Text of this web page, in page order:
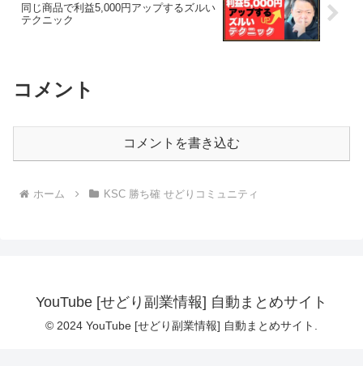
同じ商品で利益5,000円アップするズルい
テクニック
コメント
コメントを書き込む
ホーム KSC 勝ち確 せどりコミュニティ
YouTube [せどり副業情報] 自動まとめサイト
© 2024 YouTube [せどり副業情報] 自動まとめサイト.